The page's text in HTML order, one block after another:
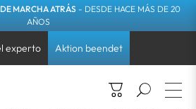
MARCHA ATRÁS- DESDE HACE MÁS DE 20
AÑOS
experto Aktion beendet